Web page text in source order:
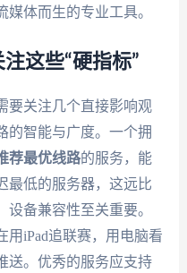
体而生的专业工具。
这些“硬指标”
要关注几个直接影响观
的智能与广度。一个拥
荐最优线路的服务，能
最低的服务器，这远比
备兼容性至关重要。
用iPad追联赛，用电脑看
送。优秀的服务应支持